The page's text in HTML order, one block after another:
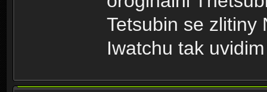
Tetsubin se zlitiny
Iwatchu tak